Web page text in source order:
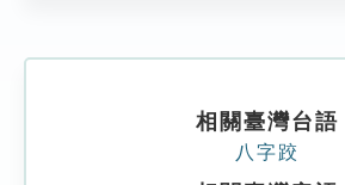
相關臺灣台語
八字跤